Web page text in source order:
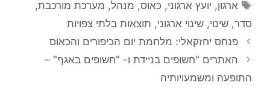
תגיות
ארגון, יועץ ארגוני, כאוס, מנהל, מערכת מורכבת,
סדר, שינוי, שינוי ארגוני, תוצאות בלתי צפויות
פנחס יחזקאלי: מלחמת יום הכיפורים והכאוס
האתרים "חשופים בניידת ו- "חשופים באגף" –
התופעה ומשמעויותיה